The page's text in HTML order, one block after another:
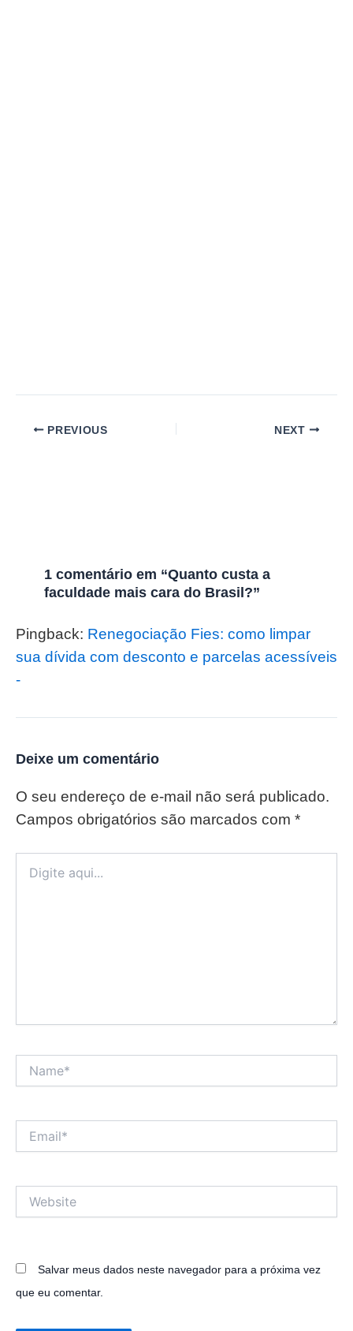
PREVIOUS NEXT
1 comentário em “Quanto custa a
faculdade mais cara do Brasil?”
Pingback: Renegociação Fies: como limpar
sua dívida com desconto e parcelas acessíveis
-
Deixe um comentário
O seu endereço de e-mail não será publicado.
Campos obrigatórios são marcados com *
aqui...
Salvar meus dados neste navegador para a próxima vez
que eu comentar.